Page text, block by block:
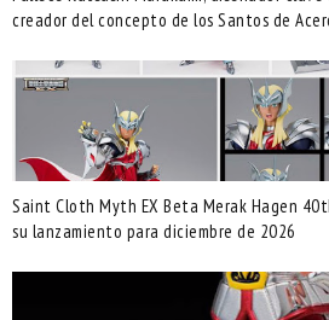
creador del concepto de los Santos de
Saint Cloth Myth EX Beta Merak Hagen
su lanzamiento para diciembre de 2026